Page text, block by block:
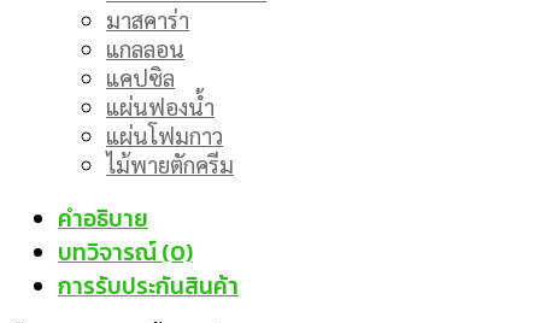
มาสคาร่า
แกลลอน
แคปซิล
แผ่นฟองน้ำ
แผ่นโฟมกาว
ไม้พายตักครีม
คำอธิบาย
บทวิจารณ์ (0)
การรับประกันสินค้า